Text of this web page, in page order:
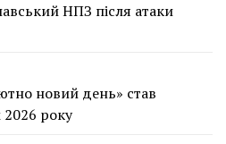
НПЗ після атаки
новий день» став
року